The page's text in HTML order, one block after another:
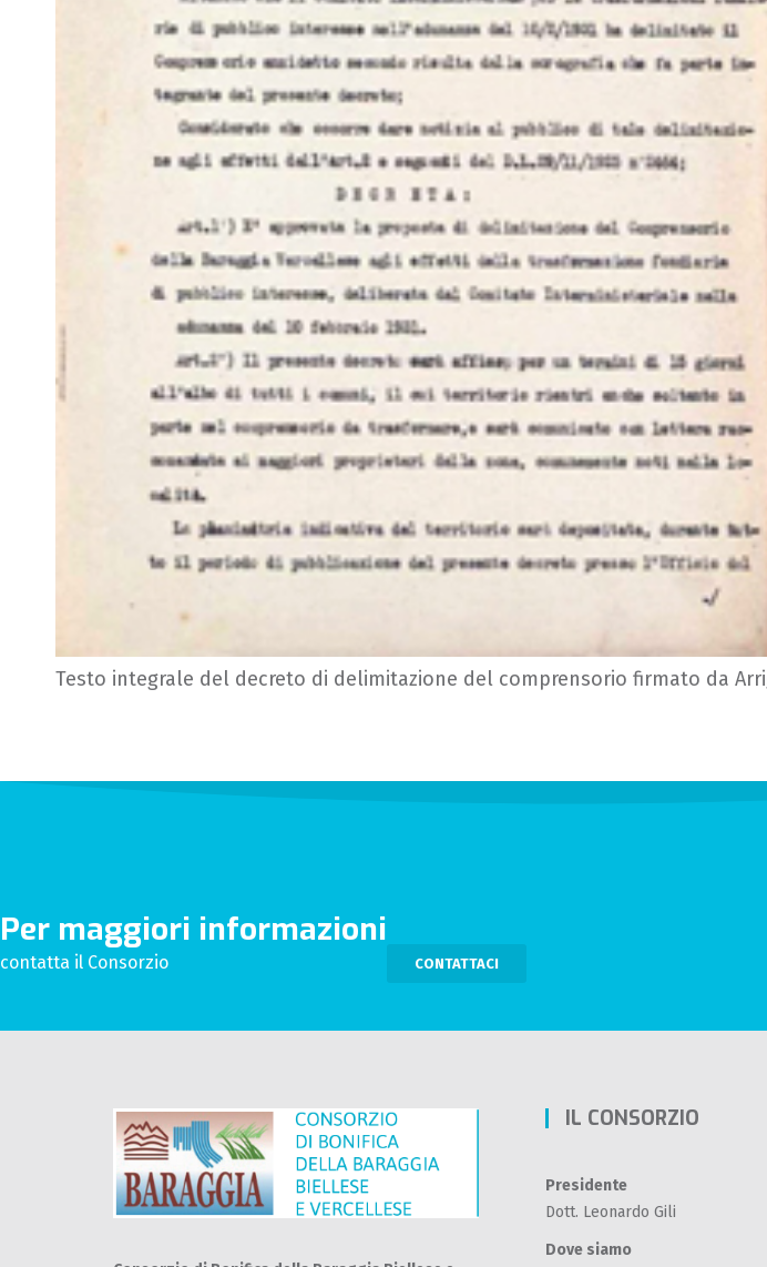
Testo integrale del decreto di delimitazione del comprensorio firmato da
Per maggiori informazioni
contatta il Consorzio CONTATTACI
IL CONSORZIO
Presidente
Dott. Leonardo Gili
Dove siamo